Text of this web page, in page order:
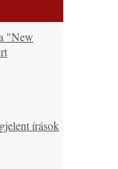
"New
írások